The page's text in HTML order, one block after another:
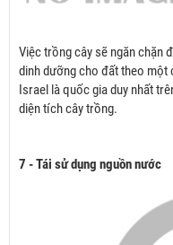
Việc trồng cây sẽ ngăn chặn
dinh dưỡng cho đất theo một
Israel là quốc gia duy nhất
diện tích cây trồng.
7 - Tái sử dụng nguồn nước